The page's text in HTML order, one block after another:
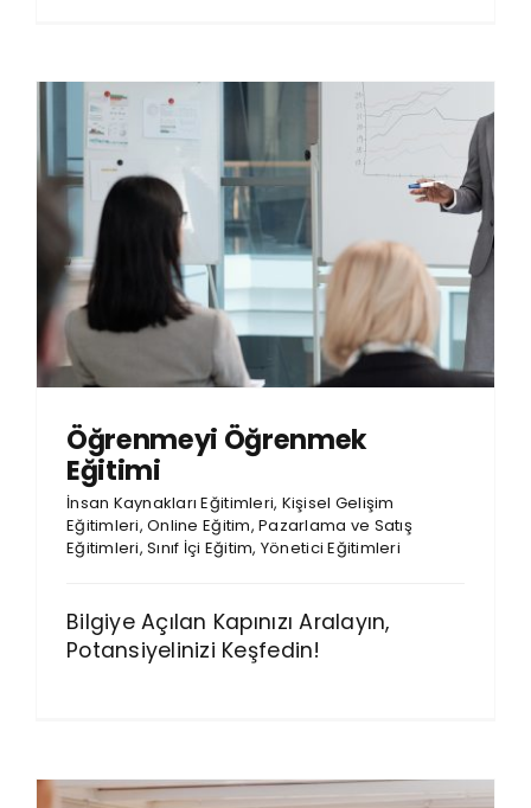
Öğrenmeyi Öğrenmek
Eğitimi
İnsan Kaynakları Eğitimleri, Kişisel Gelişim
Eğitimleri,Online Eğitim,Pazarlama ve Satış
Eğitimleri,Sınıf İçi Eğitim, Yönetici Eğitimleri
Bilgiye Açılan Kapınızı Aralayın,
Potansiyelinizi Keşfedin!